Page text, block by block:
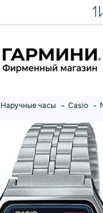
Наручные часы Casio